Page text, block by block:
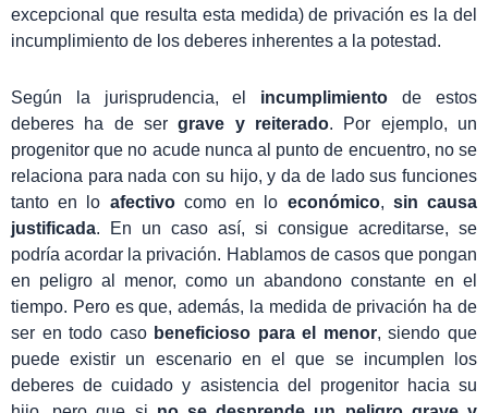
excepcional que resulta esta medida) de privación es la del
incumplimiento de los deberes inherentes a la potestad.
Según la jurisprudencia, el incumplimiento de estos
deberes ha de sergrave y reiterado. Por ejemplo, un
progenitor que no acude nunca al punto de encuentro, no se
relaciona para nada con su hijo, y da de lado sus funciones
tanto en lo afectivocomo en lo económico, sin causa
justificada. En un caso así, si consigue acreditarse, se
podría acordar la privación. Hablamos de casos que pongan
en peligro al menor, como un abandono constante en el
tiempo. Pero es que, además, la medida de privación ha de
ser en todo caso beneficioso para el menor, siendo que
puede existir un escenario en el que se incumplen los
deberes de cuidado y asistencia del progenitor hacia su